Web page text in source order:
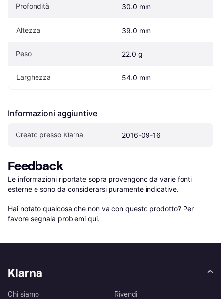
Profondità 30.0 mm
Altezza 39.0 mm
Peso 22.0 g
Larghezza 54.0 mm
Informazioni aggiuntive
Creato presso Klarna 2016-09-16
Feedback
Le informazioni riportate sopra provengono da varie fonti
esterne e sono da considerarsi puramente indicative.
Hai notato qualcosa che non va con questo prodotto? Per
favore segnala problemi qui.
Klarna
Chi siamo
Rivendi